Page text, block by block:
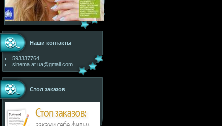
Наши контакты
593337764
sinema.at.ua@gmail.com
Стол заказов